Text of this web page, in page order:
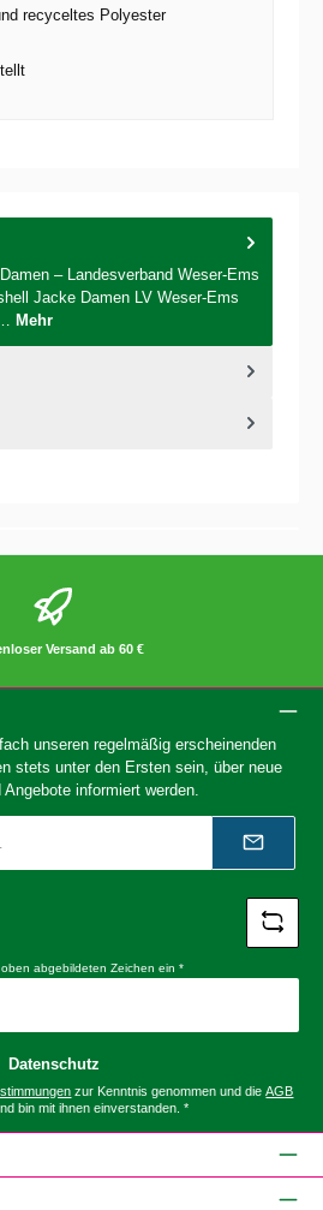
recyceltes Polyester
– Landesverband Weser-Ems
Jacke Damen LV Weser-Ems
Mehr
Versand ab 60 €
unseren regelmäßig erscheinenden
stets unter den Ersten sein, über neue
informiert werden.
abgebildeten Zeichen ein *
Datenschutz
zur Kenntnis genommen und dieAGB
bin mit ihnen einverstanden. *